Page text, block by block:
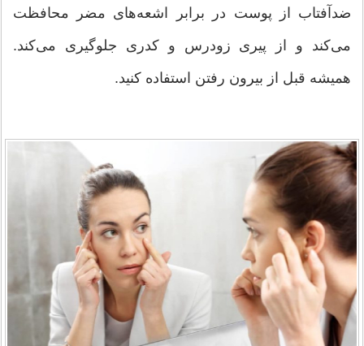
ضدآفتاب از پوست در برابر اشعه‌های مضر محافظت
می‌کند و از پیری زودرس و کدری جلوگیری می‌کند.
همیشه قبل از بیرون رفتن استفاده کنید.